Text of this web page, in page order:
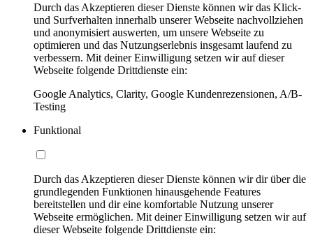
Durch das Akzeptieren dieser Dienste können wir das Klick-
und Surfverhalten innerhalb unserer Webseite nachvollziehen
und anonymisiert auswerten, um unsere Webseite zu
optimieren und das Nutzungserlebnis insgesamt laufend zu
verbessern. Mit deiner Einwilligung setzen wir auf dieser
Webseite folgende Drittdienste ein:
Google Analytics, Clarity, Google Kundenrezensionen, A/B-
Testing
Funktional
Durch das Akzeptieren dieser Dienste können wir dir über die
grundlegenden Funktionen hinausgehende Features
bereitstellen und dir eine komfortable Nutzung unserer
Webseite ermöglichen. Mit deiner Einwilligung setzen wir auf
dieser Webseite folgende Drittdienste ein: